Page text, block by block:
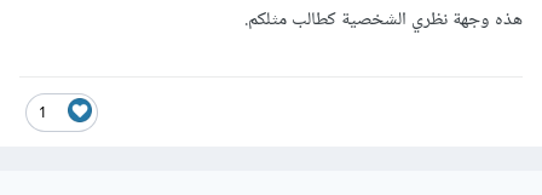
هذه وجهة نظري الشخصية كطالب مثلكم.
1